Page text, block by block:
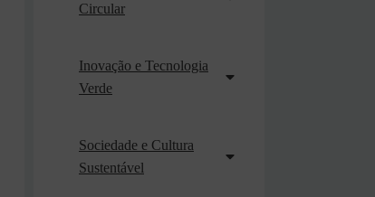
Circular
Inovação e Tecnologia
Verde
Sociedade e Cultura
Sustentável